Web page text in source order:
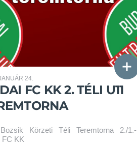
24.
FC KK 2. TÉLI U11
Körzeti Téli Teremtorna 2./1.-
FC KK